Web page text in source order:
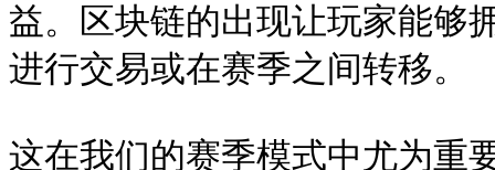
益。区块链的出现让玩家能够
进行交易或在赛季之间转移。
这在我们的赛季模式中尤为重